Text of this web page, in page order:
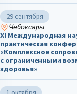
29 сентября
Чебоксары
ХΙ Международная
практическая
«Комплексное
с ограниченными
здоровья»
1 октября